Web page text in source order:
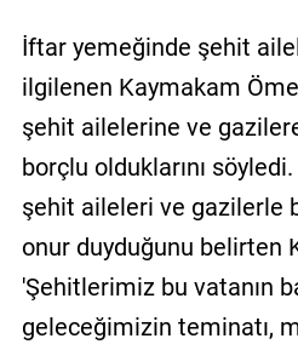
Gizlilik
Politikası
İftar yemeğinde şehit
ilgilenen Kaymakam
şehit ailelerine ve
borçlu olduklarını
şehit aileleri ve gazilerle
onur duyduğunu belirten
'Şehitlerimiz bu vatanın
geleceğimizin teminatı,